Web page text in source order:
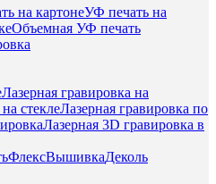
на картонеУФ печать на
Объемная УФ печать
Лазерная гравировка на
стеклеЛазерная гравировка по
Лазерная 3D гравировка в
ФлексВышивкаДеколь